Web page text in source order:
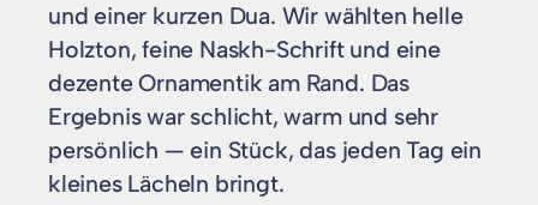
und einer kurzen Dua. Wir wählten helle
Holzton, feine Naskh-Schrift und eine
dezente Ornamentik am Rand. Das
Ergebnis war schlicht, warm und sehr
persönlich — ein Stück, das jeden Tag ein
kleines Lächeln bringt.